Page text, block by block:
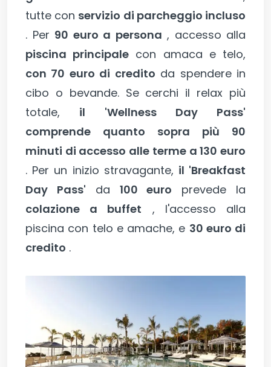
tutte con servizio di parcheggio incluso
. Per 90 euro a persona , accesso alla
piscina principale con amaca e telo,
con 70 euro di credito da spendere in
cibo o bevande. Se cerchi il relax più
totale, il
'Wellness Day Pass'
comprende quanto sopra più 90
minuti di accesso alle terme a 130 euro
. Per un inizio stravagante, il 'Breakfast
Day Pass' da 100 euro prevede la
colazione a buffet , l'accesso alla
piscina con telo e amache, e 30 euro di
credito .